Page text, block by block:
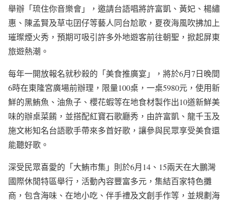
舉辦「琉住你音樂會」，邀請台語唱將許富凱、黃妃、楊繡
惠、陳孟賢及草屯囝仔等藝人同台尬歌，夏夜海風吹拂加上
璀璨煙火秀，預期可吸引許多外地遊客前往朝聖，掀起屏東
旅遊熱潮。
每年一開放報名就秒殺的「美食推廣宴」，將於6月7日晚間
6時在東隆宮廣場前辦理，限量100桌，一桌5980元，使用新
鮮的黑鮪魚、油魚子、櫻花蝦等在地食材製作出10道新鮮美
味的辦桌菜餚，並搭配紅寶石歌廳秀，由許富凱、龍千玉及
施文彬知名台語歌手帶來多首好歌，讓參與民眾享受美食還
能聽好歌。
深受民眾喜愛的「大鮪市集」則於6月14、15兩天在大鵬灣
國際休閒特區舉行，活動內容豐富多元，集結百家特色攤
商，包含海味、在地小吃、伴手禮及文創手作等，並規劃海